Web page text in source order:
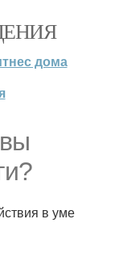
дома
в уме